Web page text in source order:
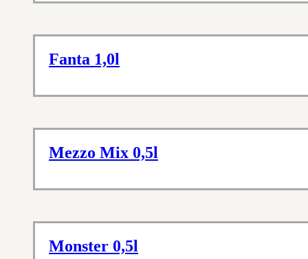
Fanta 1,0l
Mezzo Mix 0,5l
Monster 0,5l